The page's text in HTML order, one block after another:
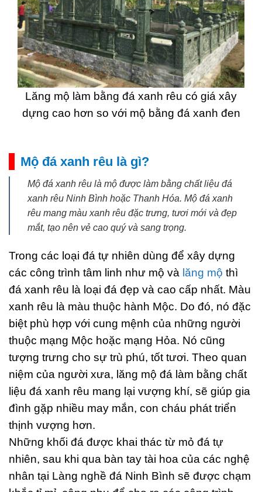
Lăng mộ làm bằng đá xanh rêu có giá xây
dựng cao hơn so với mộ bằng đá xanh đen
Mộ đá xanh rêu là gì?
Mộ đá xanh rêu là mộ được làm bằng chất liệu đá
xanh rêu Ninh Bình hoặc Thanh Hóa. Mộ đá xanh
rêu mang màu xanh rêu đặc trưng, tươi mới và đẹp
mắt, tạo nên vẻ cao quý và sang trọng.
Trong các loại đá tự nhiên dùng để xây dựng
các công trình tâm linh như mộ và lăng mộ thì
đá xanh rêu là loại đá đẹp và cao cấp nhất. Màu
xanh rêu là màu thuộc hành Mộc. Do đó, nó đặc
biệt phù hợp với cung mệnh của những người
thuộc mạng Mộc hoặc mạng Hỏa. Nó cũng
tượng trưng cho sự trù phú, tốt tươi. Theo quan
niệm của người xưa, lăng mộ đá làm bằng chất
liệu đá xanh rêu mang lại vượng khí, sẽ giúp gia
đình gặp nhiều may mắn, con cháu phát triển
thịnh vượng hơn.
Những khối đá được khai thác từ mỏ đá tự
nhiên, sau khi qua bàn tay tài hoa của các nghệ
nhân tại Làng nghề đá Ninh Bình sẽ được chạm